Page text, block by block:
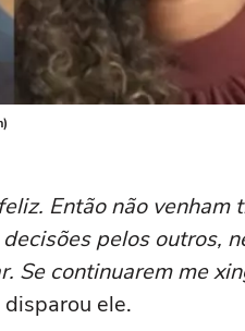
Então não
pelos outros,
Se continuarem me
disparou ele.